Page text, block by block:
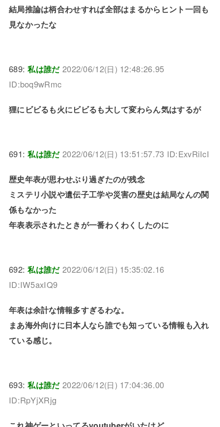
結局推論は柄合わせすれば全部はまるからヒント一回も
見なかったな
689:私は誰だ 2022/06/12(日) 12:48:26.95
ID:boq9wRmc
狸にビビるも火にビビるも大して変わらん気はするが
691:私は誰だ 2022/06/12(日) 13:51:57.73 ID:ExvRiIcI
歴史年表が思わせぶり過ぎたのが残念
ミステリ小説や遺伝子工学や災害の歴史は結局なんの関
係もなかった
年表表示されたときが一番わくわくしたのに
692:私は誰だ 2022/06/12(日) 15:35:02.16
ID:IW5axIQ9
年表は余計な情報多すぎるわな。
まあ海外向けに日本人なら誰でも知っている情報も入れ
ている感じ。
693:私は誰だ 2022/06/12(日) 17:04:36.00
ID:RpYjXRjg